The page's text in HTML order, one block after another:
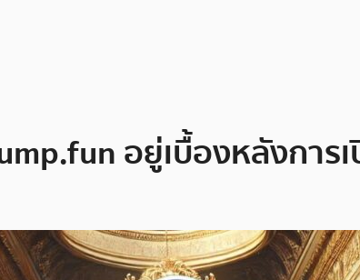
อยู่เบื้องหลังการ